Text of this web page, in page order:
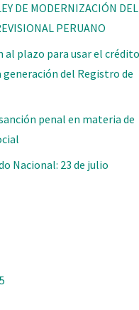
DE MODERNIZACIÓN DEL
PERUANO
al plazo para usar el
generación del Registro de
penal en materia de
Nacional: 23 de julio